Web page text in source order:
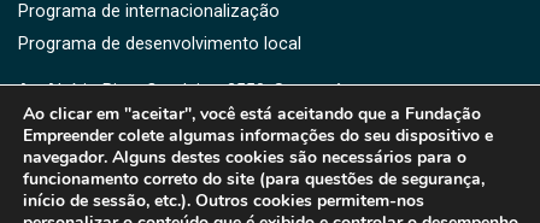
Programa de internacionalização
Programa de desenvolvimento local
Av. Aluísio Pires Condeixa, 2550, Saguaçú,
CEP: 89221-750 -Joinville, SC
(47) 3461-3364 | 3461-3373 | (47) 9176-5919
fe@fe.org.br
Ao clicar em "aceitar", você está aceitando que a Fundação
Empreender colete algumas informações do seu dispositivo e
navegador. Alguns destes cookies são necessários para o
funcionamento correto do site (para questões de segurança,
início de sessão, etc.). Outros cookies permitem-nos